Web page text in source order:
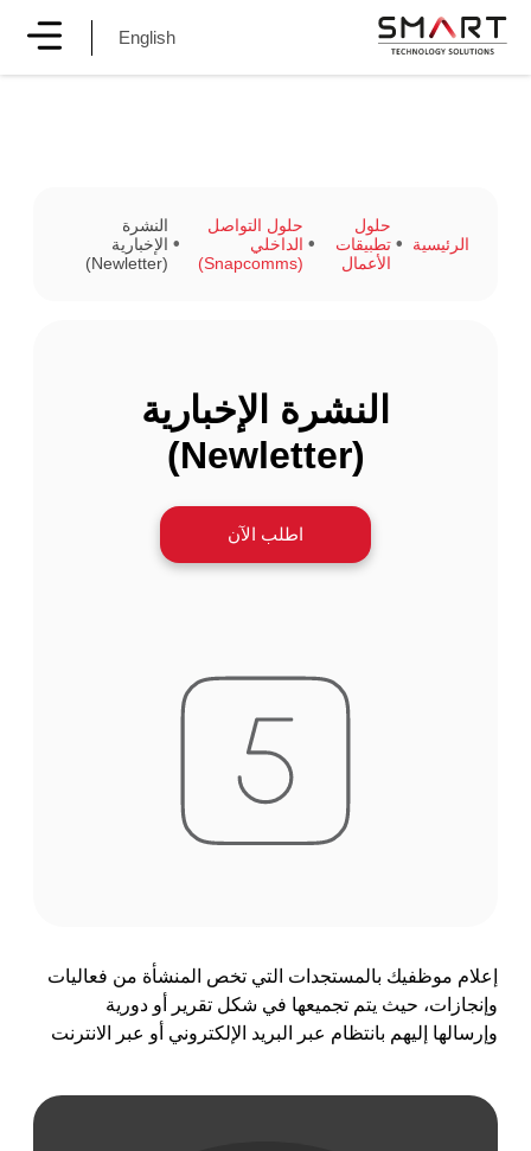
English
الرئيسية
حلول
تطبيقات
الأعمال
حلول التواصل
الداخلي
(Snapcomms)
النشرة
الإخبارية
(Newletter)
النشرة الإخبارية
(Newletter)
اطلب الآن
إعلام موظفيك بالمستجدات التي تخص المنشأة من فعاليات
وإنجازات، حيث يتم تجميعها في شكل تقرير أو دورية
وإرسالها إليهم بانتظام عبر البريد الإلكتروني أو عبر الانترنت